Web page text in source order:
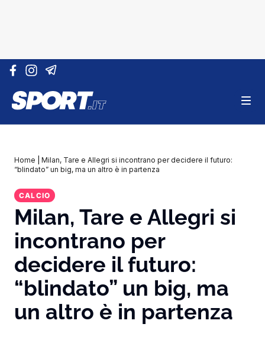
Vai al contenuto
Home
Milan, Tare e Allegri si incontrano per decidere il futuro:
“blindato” un big, ma un altro è in partenza
CALCIO
Milan, Tare e Allegri si
incontrano per
decidere il futuro:
“blindato” un big, ma
un altro è in partenza